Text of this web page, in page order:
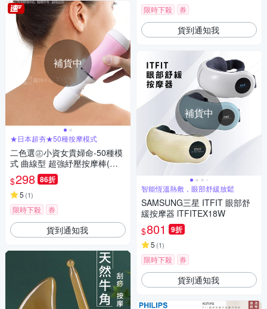
補貨中
★日本超夯★50種按摩模式
二色選㊣小資女貴婦命-50種模
式 曲線型 超強紓壓按摩棒(快
速到貨)
$298 86折
5 (1)
限時下殺 券
貨到通知我
限時下殺 券
貨到通知我
補貨中
智能恆溫熱敷，眼部舒緩放鬆
SAMSUNG三星 ITFIT 眼部舒
緩按摩器 lTFITEX18W
$801 9折
5 (1)
限時下殺 券
貨到通知我